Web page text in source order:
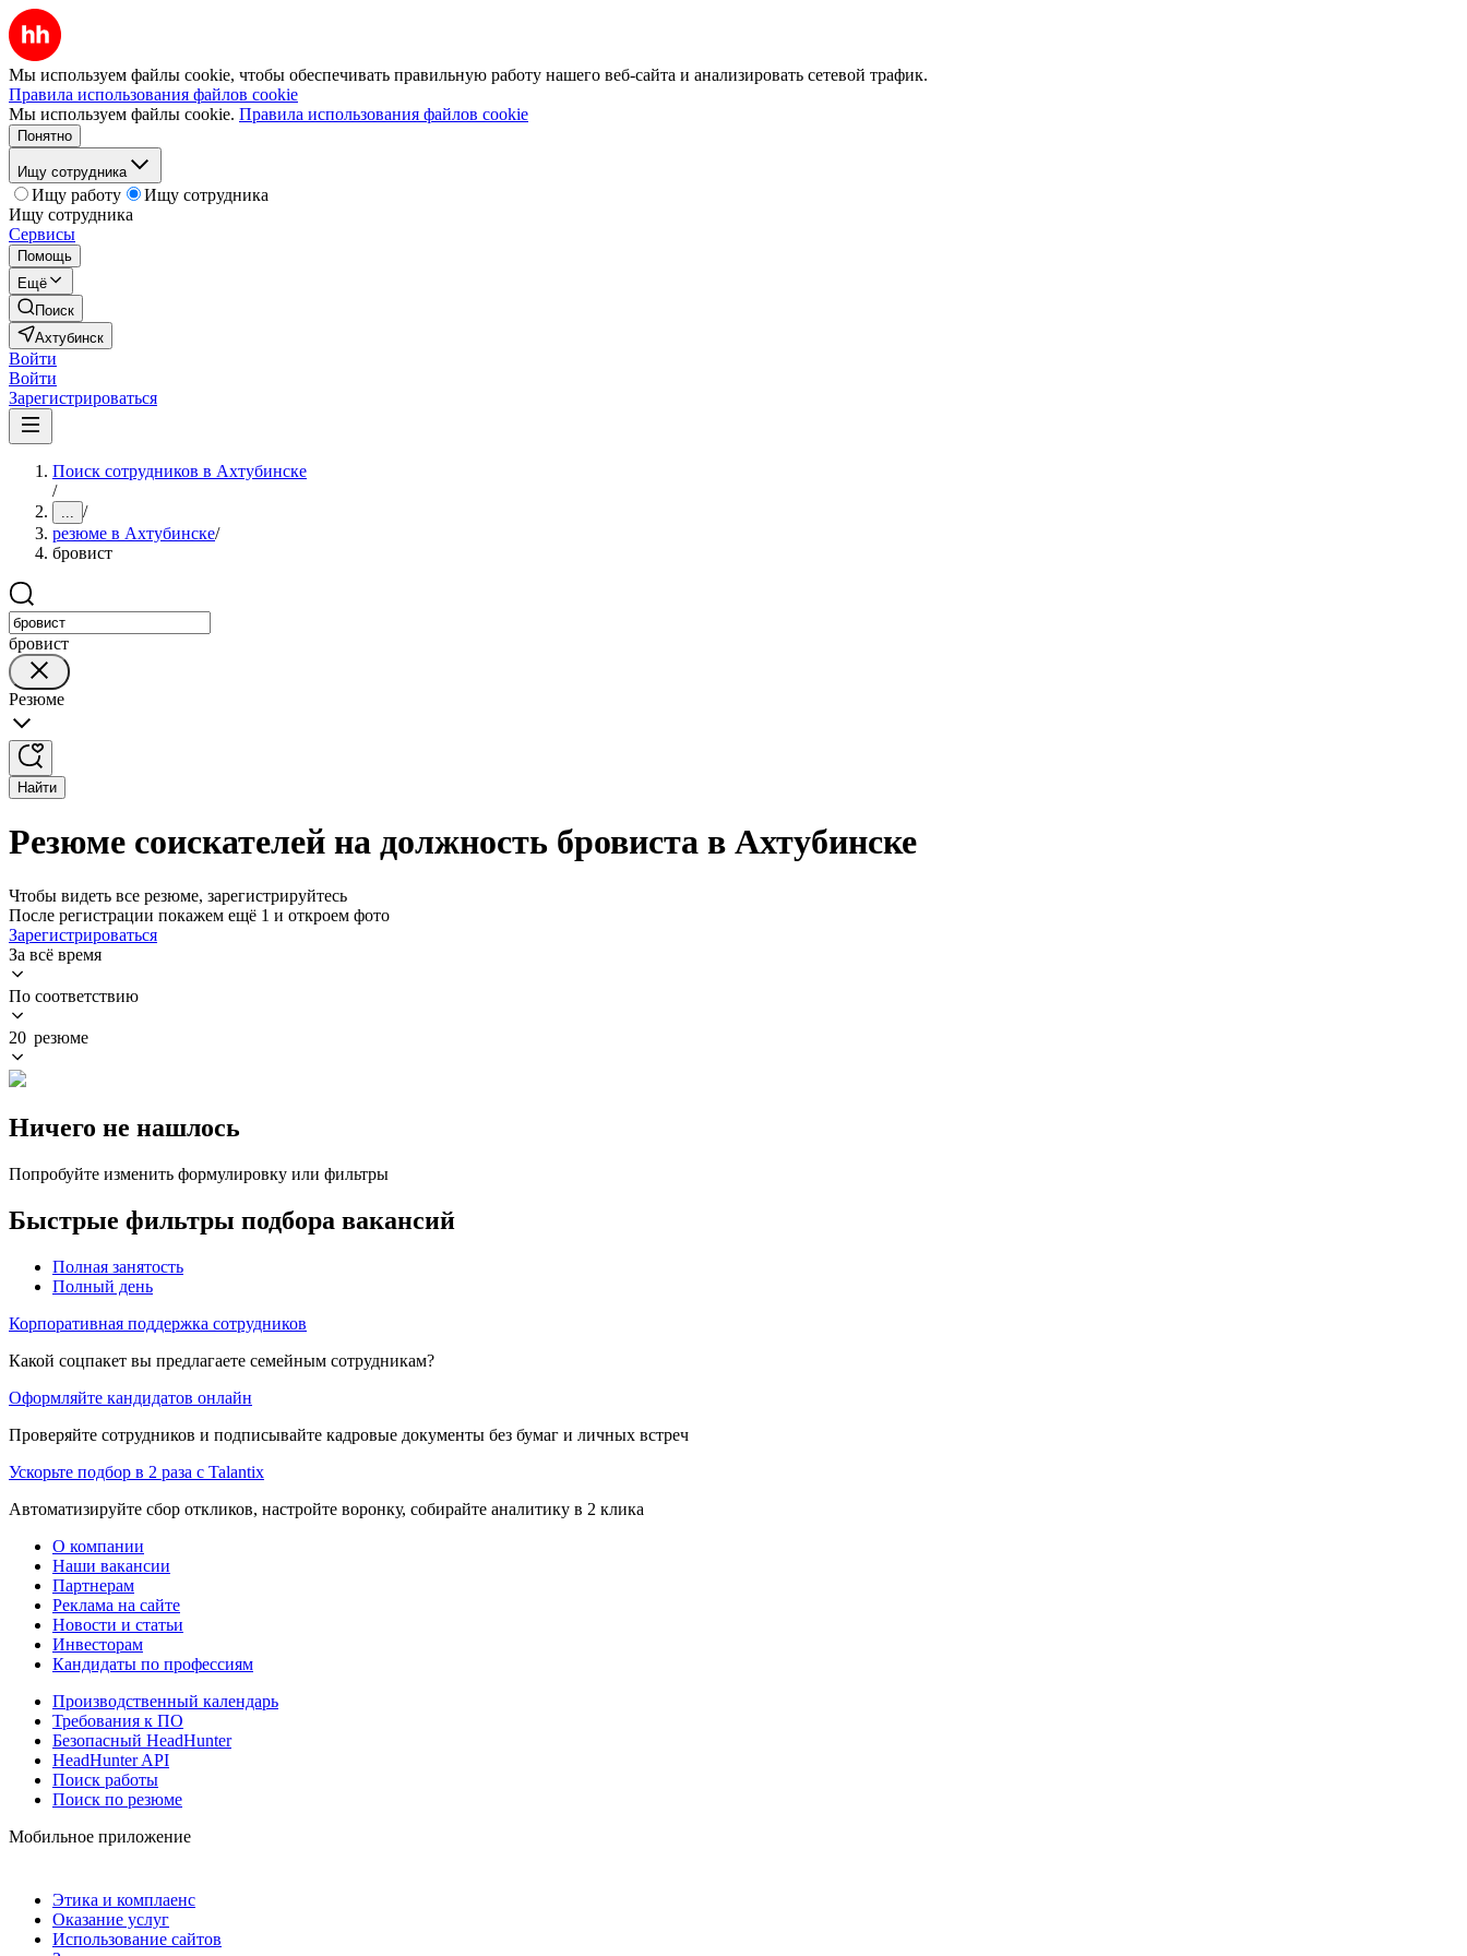
Мы используем файлы cookie, чтобы обеспечивать правильную работу нашего веб-сайта и анализировать сетевой трафик.
Правила использования файлов cookie
Мы используем файлы cookie. Правила использования файлов cookie
Понятно
Ищу сотрудника
Ищу работу
Ищу сотрудника
Ищу сотрудника
Сервисы
Помощь
Ещё
Поиск
Ахтубинск
Войти
Войти
Зарегистрироваться
Поиск сотрудников в Ахтубинске
/
... /
резюме в Ахтубинске/
бровист
бровист
Резюме
Найти
Резюме соискателей на должность бровиста в Ахтубинске
Чтобы видеть все резюме, зарегистрируйтесь
После регистрации покажем ещё 1 и откроем фото
Зарегистрироваться
За всё время
По соответствию
20 резюме
Ничего не нашлось
Попробуйте изменить формулировку или фильтры
Быстрые фильтры подбора вакансий
Полная занятость
Полный день
Корпоративная поддержка сотрудников
Какой соцпакет вы предлагаете семейным сотрудникам?
Оформляйте кандидатов онлайн
Проверяйте сотрудников и подписывайте кадровые документы без бумаг и личных встреч
Ускорьте подбор в 2 раза с Talantix
Автоматизируйте сбор откликов, настройте воронку, собирайте аналитику в 2 клика
О компании
Наши вакансии
Партнерам
Реклама на сайте
Новости и статьи
Инвесторам
Кандидаты по профессиям
Производственный календарь
Требования к ПО
Безопасный HeadHunter
HeadHunter API
Поиск работы
Поиск по резюме
Мобильное приложение
Этика и комплаенс
Оказание услуг
Использование сайтов